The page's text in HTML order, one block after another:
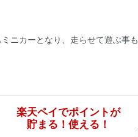
ニカーとなり、走らせて遊ぶ事も